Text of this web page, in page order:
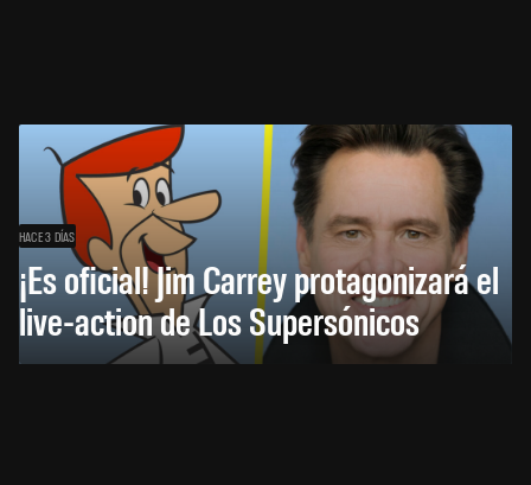
HACE 3 DÍAS
¡Es oficial! Jim Carrey protagonizará el
live-action de Los Supersónicos